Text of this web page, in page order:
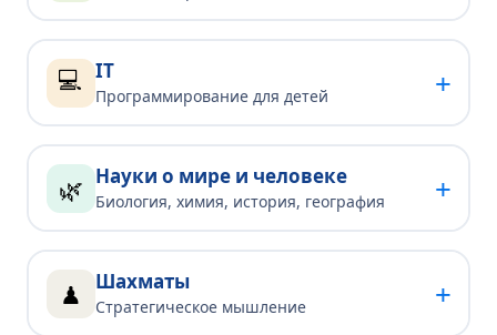
💻 IT
Программирование для детей +
🌿 Науки о мире и человеке
Биология, химия, история, география +
♟ Шахматы
Стратегическое мышление +